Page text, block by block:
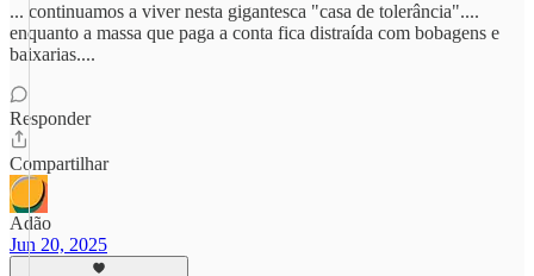
... continuamos a viver nesta gigantesca "casa de tolerância"....
enquanto a massa que paga a conta fica distraída com bobagens e
baixarias....
Responder
Compartilhar
Adão
Jun 20, 2025